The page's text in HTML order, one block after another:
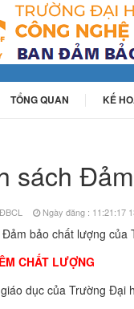
TỔNG QUAN KẾ
sách
Ngày đăng : 11:21:17
bảo chất lượng của
CHẤT LƯỢNG
dục của Trường Đại